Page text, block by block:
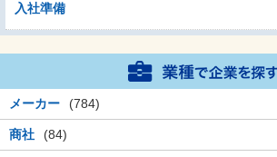
入社準備
メーカー (784)
商社 (84)